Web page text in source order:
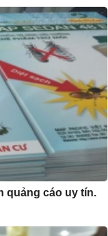
quảng cáo uy tín.